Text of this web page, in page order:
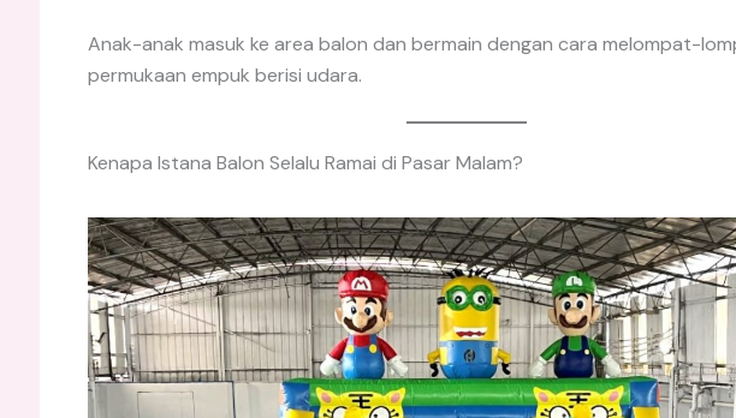
Anak-anak masuk ke area balon dan bermain dengan cara melompat-
permukaan empuk berisi udara.
Kenapa Istana Balon Selalu Ramai di Pasar Malam?